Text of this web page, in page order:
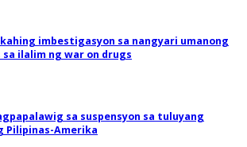
imbestigasyon sa nangyari umanong
ilalim ng war on drugs
sa suspensyon sa tuluyang
Pilipinas-Amerika